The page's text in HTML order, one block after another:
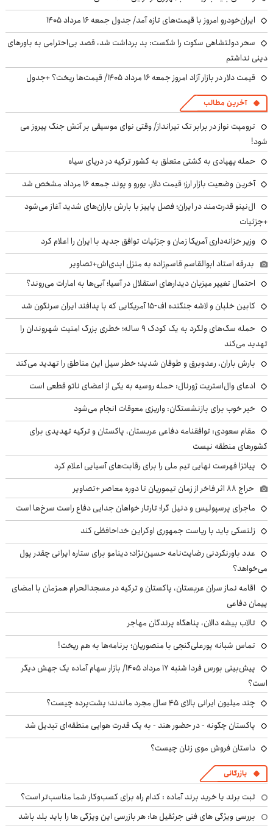
ایران‌خودرو امروز با قیمت‌های تازه آمد/ جدول جمعه ۱۶ مرداد ۱۴۰۵
سحر دولتشاهی سکوت را شکست: بد برداشت شد، قصد بی‌احترامی به باورهای
دینی نداشتم
قیمت دلار در بازار آزاد امروز جمعه ۱۶ مرداد ۱۴۰۵/ قیمت‌ها ریخت؟ +جدول
آخرین مطالب
ترومپت نواز در برابر تک تیرانداز/ وقتی نوای موسیقی بر آتش جنگ پیروز می
شود!
حمله پهپادی به کشتی متعلق به کشور ترکیه در دریای سیاه
آخرین وضعیت بازار ارز؛ قیمت دلار، یورو و پوند جمعه ۱۶ مرداد مشخص شد
ال‌نینو قدرت‌مند در ایران؛ فصل پاییز با بارش باران‌های شدید آغاز می‌شود
+جزئیات
وزیر خزانه‌داری آمریکا زمان و جزئیات توافق جدید با ایران را اعلام کرد
بدرقه استاد ابوالقاسم قاسم‌زاده به منزل ابدی‌اش+تصاویر
احتمال تغییر میزبان دیدارهای استقلال در آسیا؛ آبی‌ها به امارات می‌روند؟
کابین خلبان و لاشه جنگنده اف-۱۵ آمریکایی که با پدافند ایران سرنگون شد
حمله سگ‌های ولگرد به یک کودک ۹ ساله؛ خطری بزرگ امنیت شهروندان را
تهدید می‌کند
بارش باران، رعدوبرق و طوفان شدید؛ خطر سیل این مناطق را تهدید می‌کند
ادعای وال‌استریت ژورنال: حمله روسیه به یکی از اعضای ناتو قطعی است
خبر خوب برای بازنشستگان: واریزی معوقات انجام می‌شود
مقام سعودی: توافقنامه دفاعی عربستان، پاکستان و ترکیه تهدیدی برای
کشورهای منطقه نیست
پیاتزا فهرست نهایی تیم ملی را برای رقابت‌های آسیایی اعلام کرد
حراج ۸۸ اثر فاخر از زمان تیموریان تا دوره معاصر +تصاویر
ماجرای پرسپولیس و دنیل گرا؛ تارتار خواهان جدایی دفاع راست سرخ‌ها است
زلنسکی باید با ریاست جمهوری اوکراین خداحافظی کند
عدد باورنکردنی رضایت‌نامه حسین‌نژاد؛ دینامو برای ستاره ایرانی چقدر پول
می‌خواهد؟
اقامه نماز سران عربستان، پاکستان و ترکیه در مسجدالحرام همزمان با امضای
پیمان دفاعی
تالاب بیشه دالان، پناهگاه پرندگان مهاجر
تماس شبانه پورعلی‌گنجی با منصوریان؛ برنامه‌ها به هم ریخت!
پیش‌بینی بورس فردا شنبه ۱۷ مرداد ۱۴۰۵/ بازار سهام آماده یک جهش دیگر
است؟
چند میلیون ایرانی بالای ۴۵ سال مجرد ماندند؛ پشت‌پرده چیست؟
پاکستان چگونه - در حضور هند - به یک قدرت هوایی منطقه‌ای تبدیل شد
داستان فروش موی زنان چیست؟
بازرگانی
ثبت برند یا خرید برند آماده : کدام راه برای کسب‌وکار شما مناسب‌تر است؟
بررسی ویژگی های فنی جرثقیل ها: هر بازرسی این ویژگی ها را باید بلد باشد